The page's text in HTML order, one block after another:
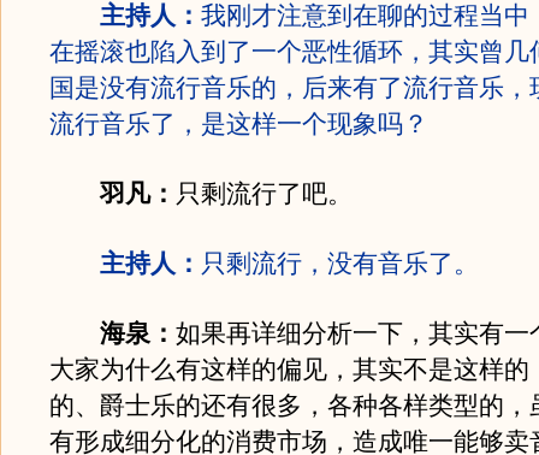
主持人： 我刚才注意到在聊的过程当中
在摇滚也陷入到了一个恶性循环，其实曾几
国是没有流行音乐的，后来有了流行音乐，
流行音乐了，是这样一个现象吗？
羽凡： 只剩流行了吧。
主持人： 只剩流行，没有音乐了。
海泉： 如果再详细分析一下，其实有一
大家为什么有这样的偏见，其实不是这样的
的、爵士乐的还有很多，各种各样类型的，
有形成细分化的消费市场，造成唯一能够卖